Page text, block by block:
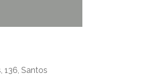
136, Santos